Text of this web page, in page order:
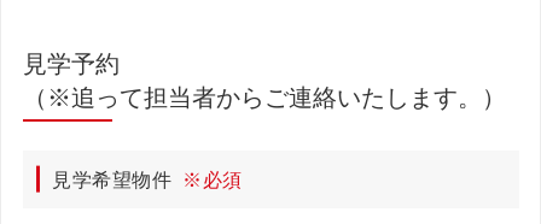
見学予約
（※追って担当者からご連絡いたします。）
見学希望物件 ※必須